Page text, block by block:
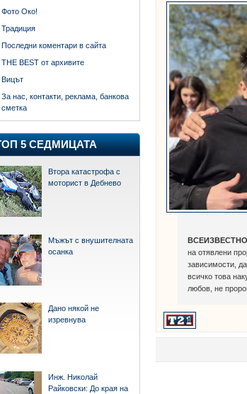
Фото Око!
Традиция
Последни коментари в сайта
THE BEST от архивите
Вицът
За нас, контакти, реклама, банкова
сметка
5 СЕДМИЦАТА
Втора катастрофа с
моторист в Дебнево
Мъжът с внушителната
осанка
Дано някой не
изревнува
Инж. Николай
Райковски: До края на
ВСЕИЗВЕСТНО
на отявлени
зависимости,
всичко това
любов, не